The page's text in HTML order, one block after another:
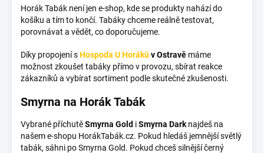
Horák Tabák není jen e-shop, kde se produkty nahází do
košíku a tím to končí. Tabáky chceme reálně testovat,
porovnávat a vědět, co doporučujeme.
Díky propojení sHospoda U Horákův Ostravě máme
možnost zkoušet tabáky přímo v provozu, sbírat reakce
zákazníků a vybírat sortiment podle skutečné zkušenosti.
Smyrna na Horák Tabák
Vybrané příchutěSmyrna Gold iSmyrna Dark najdeš na
našem e-shopu HorákTabák.cz. Pokud hledáš jemnější světlý
tabák, sáhni po Smyrna Gold. Pokud chceš silnější černý